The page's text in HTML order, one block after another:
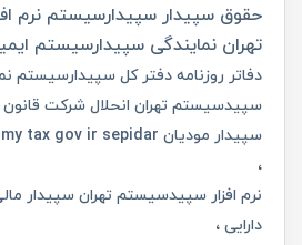
حقوق سپیدار سپیدارسیستم نرم
تهران نمایندگی سپیدارسیستم
دفاتر روزنامه دفتر کل سپیدارسیستم
سپیدسیستم تهران انحلال شرکت
سپیدار مودیان my tax gov ir sepidar نرم افزارمالی حسابداری
نرم افزار سپیدسیستم تهران سپیدار
دارایی